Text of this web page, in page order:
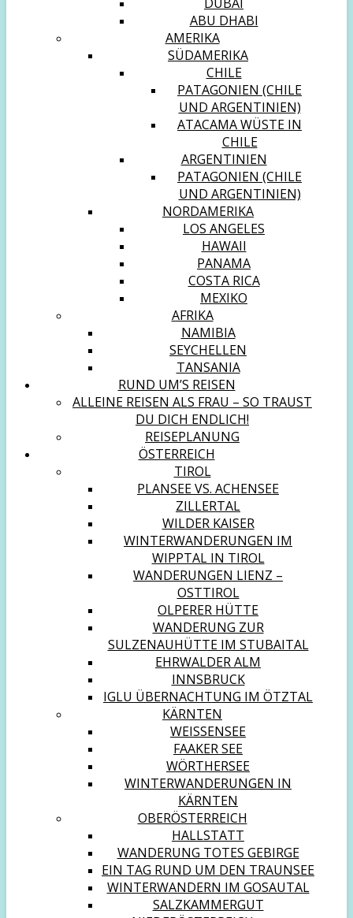
ABU DHABI
AMERIKA
SÜDAMERIKA
CHILE
PATAGONIEN (CHILE
UND ARGENTINIEN)
ATACAMA WÜSTE IN
CHILE
ARGENTINIEN
PATAGONIEN (CHILE
UND ARGENTINIEN)
NORDAMERIKA
LOS ANGELES
HAWAII
PANAMA
COSTA RICA
MEXIKO
AFRIKA
NAMIBIA
SEYCHELLEN
TANSANIA
RUND UM’S REISEN
ALLEINE REISEN ALS FRAU – SO TRAUST
DU DICH ENDLICH!
REISEPLANUNG
ÖSTERREICH
TIROL
PLANSEE VS. ACHENSEE
ZILLERTAL
WILDER KAISER
WINTERWANDERUNGEN IM
WIPPTAL IN TIROL
WANDERUNGEN LIENZ –
OSTTIROL
OLPERER HÜTTE
WANDERUNG ZUR
SULZENAUHÜTTE IM STUBAITAL
EHRWALDER ALM
INNSBRUCK
IGLU ÜBERNACHTUNG IM ÖTZTAL
KÄRNTEN
WEISSENSEE
FAAKER SEE
WÖRTHERSEE
WINTERWANDERUNGEN IN
KÄRNTEN
OBERÖSTERREICH
HALLSTATT
WANDERUNG TOTES GEBIRGE
EIN TAG RUND UM DEN TRAUNSEE
WINTERWANDERN IM GOSAUTAL
SALZKAMMERGUT